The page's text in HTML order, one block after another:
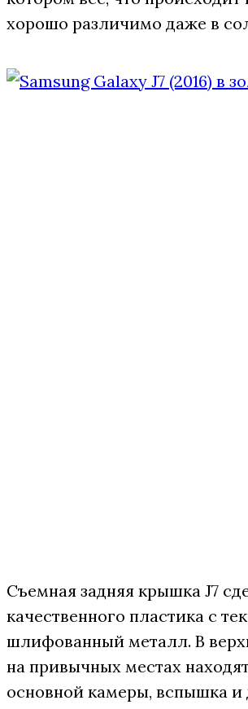
хорошо различимо даже в
Съемная задняя крышка J7
качественного пластика с
шлифованный металл. В
на привычных местах
основной камеры, вспышка